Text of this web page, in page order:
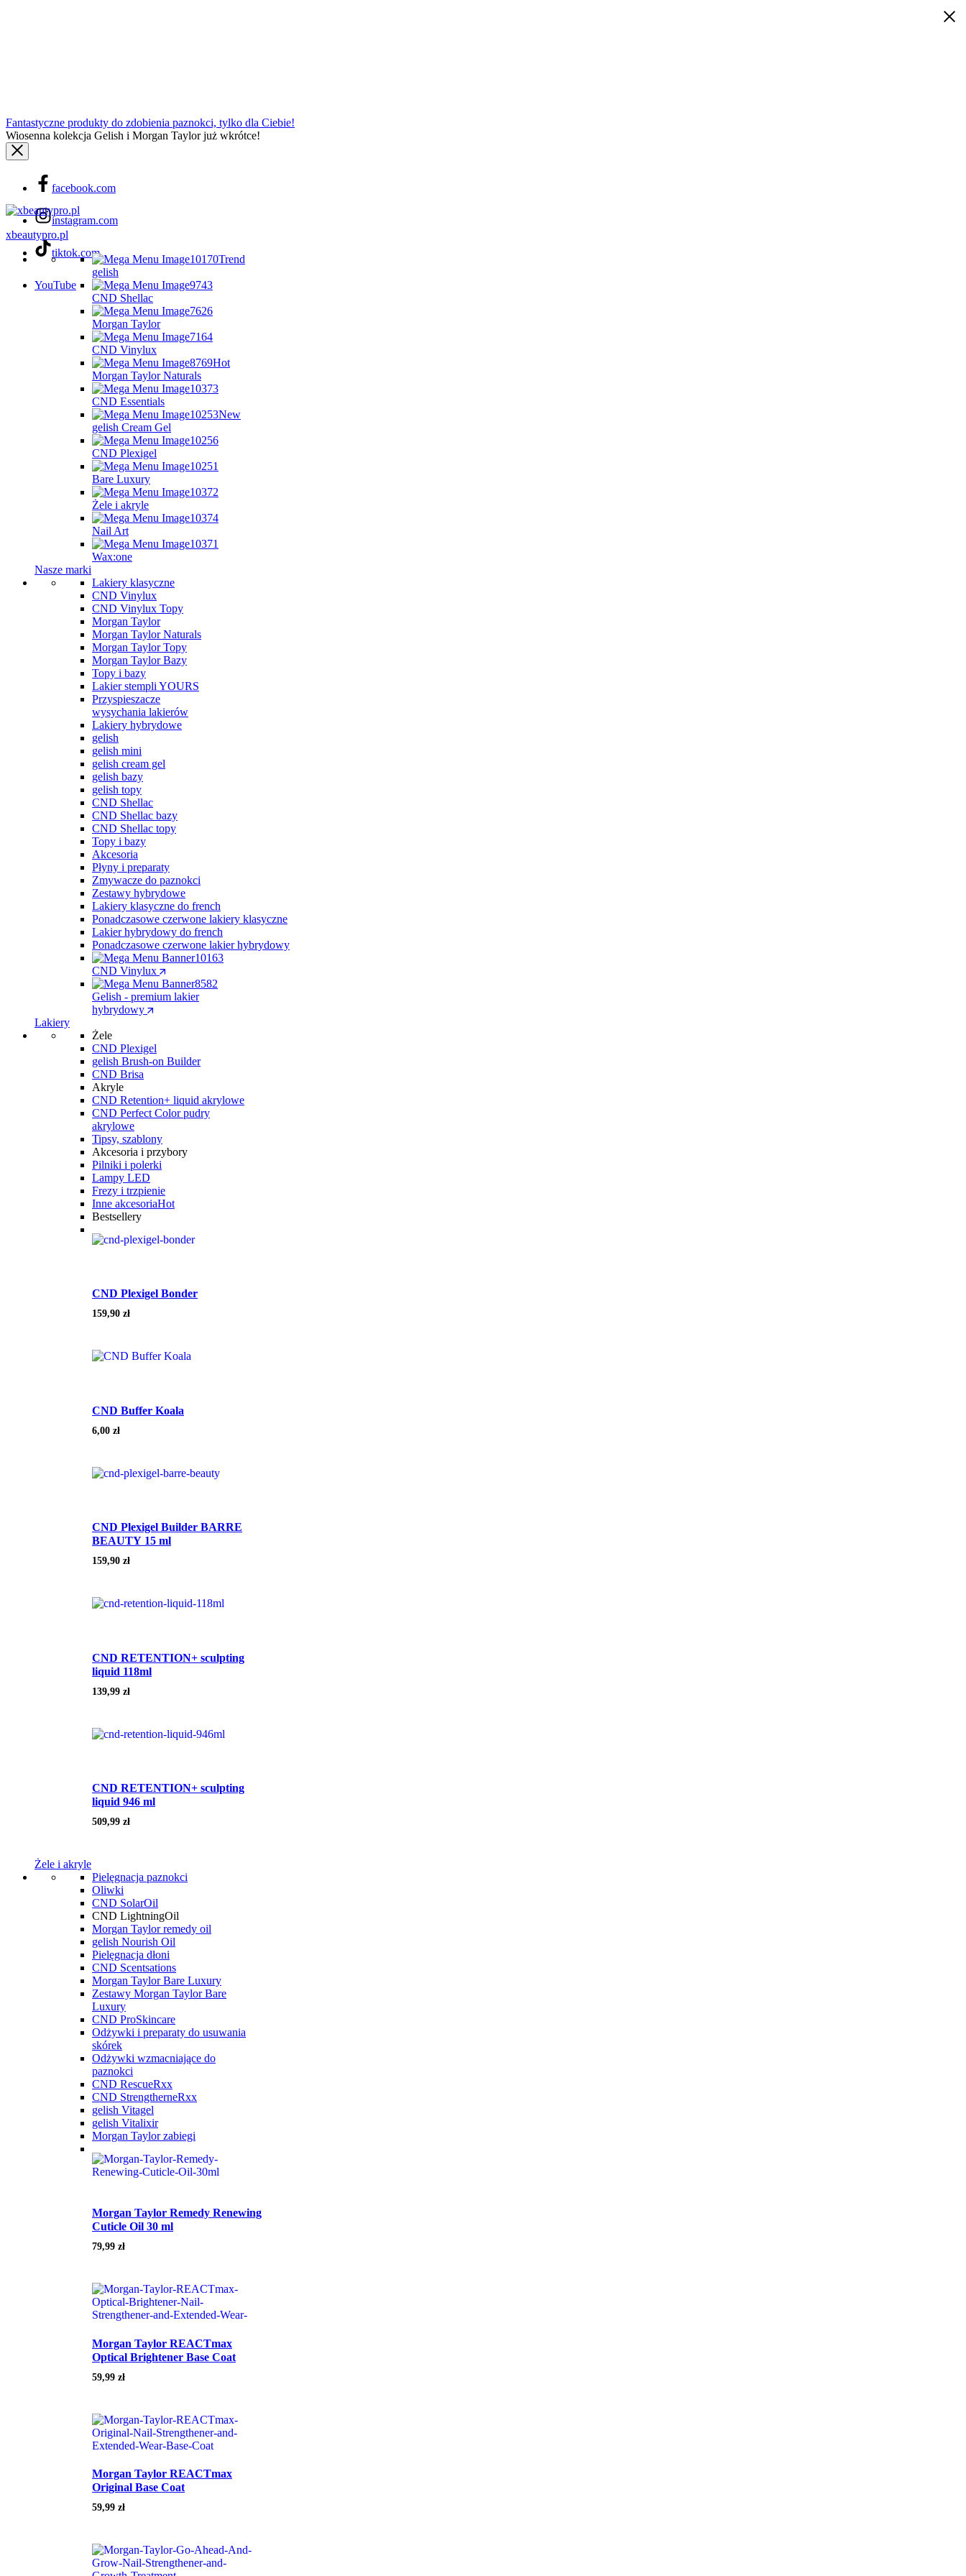
Fantastyczne produkty do zdobienia paznokci, tylko dla Ciebie!
Wiosenna kolekcja Gelish i Morgan Taylor już wkrótce!
facebook.com
instagram.com
tiktok.com
YouTube
xbeautypro.pl
Trend
gelish
CND Shellac
Morgan Taylor
CND Vinylux
Hot
Morgan Taylor Naturals
CND Essentials
New
gelish Cream Gel
CND Plexigel
Bare Luxury
Żele i akryle
Nail Art
Wax:one
Nasze marki
Lakiery klasyczne
CND Vinylux
CND Vinylux Topy
Morgan Taylor
Morgan Taylor Naturals
Morgan Taylor Topy
Morgan Taylor Bazy
Topy i bazy
Lakier stempli YOURS
Przyspieszacze
wysychania lakierów
Lakiery hybrydowe
gelish
gelish mini
gelish cream gel
gelish bazy
gelish topy
CND Shellac
CND Shellac bazy
CND Shellac topy
Topy i bazy
Akcesoria
Płyny i preparaty
Zmywacze do paznokci
Zestawy hybrydowe
Lakiery klasyczne do french
Ponadczasowe czerwone lakiery klasyczne
Lakier hybrydowy do french
Ponadczasowe czerwone lakier hybrydowy
CND Vinylux
Gelish - premium lakier
hybrydowy
Lakiery
Żele
CND Plexigel
gelish Brush-on Builder
CND Brisa
Akryle
CND Retention+ liquid akrylowe
CND Perfect Color pudry
akrylowe
Tipsy, szablony
Akcesoria i przybory
Pilniki i polerki
Lampy LED
Frezy i trzpienie
Inne akcesoriaHot
Bestsellery
CND Plexigel Bonder
159,90 zł
CND Buffer Koala
6,00 zł
CND Plexigel Builder BARRE
BEAUTY 15 ml
159,90 zł
CND RETENTION+ sculpting
liquid 118ml
139,99 zł
CND RETENTION+ sculpting
liquid 946 ml
509,99 zł
Żele i akryle
Pielęgnacja paznokci
Oliwki
CND SolarOil
CND LightningOil
Morgan Taylor remedy oil
gelish Nourish Oil
Pielęgnacja dłoni
CND Scentsations
Morgan Taylor Bare Luxury
Zestawy Morgan Taylor Bare
Luxury
CND ProSkincare
Odżywki i preparaty do usuwania
skórek
Odżywki wzmacniające do
paznokci
CND RescueRxx
CND StrengtherneRxx
gelish Vitagel
gelish Vitalixir
Morgan Taylor zabiegi
Morgan Taylor Remedy Renewing
Cuticle Oil 30 ml
79,99 zł
Morgan Taylor REACTmax
Optical Brightener Base Coat
59,99 zł
Morgan Taylor REACTmax
Original Base Coat
59,99 zł